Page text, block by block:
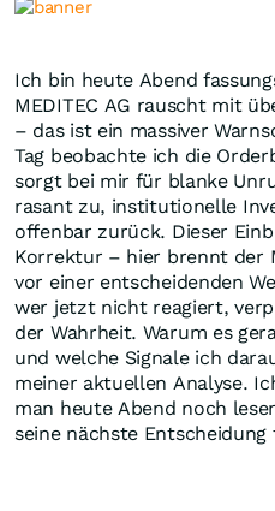
Ich bin heute Abend
MEDITEC AG rauscht mit
– das ist ein massiver
Tag beobachte ich die
sorgt bei mir für blanke
rasant zu, institutionelle
offenbar zurück. Dieser
Korrektur – hier brennt der
vor einer entscheidenden
wer jetzt nicht reagiert,
der Wahrheit. Warum es
und welche Signale ich
meiner aktuellen Analyse.
man heute Abend noch
seine nächste